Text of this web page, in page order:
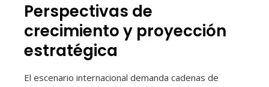
Perspectivas de
crecimiento y proyección
estratégica
El escenario internacional demanda cadenas de